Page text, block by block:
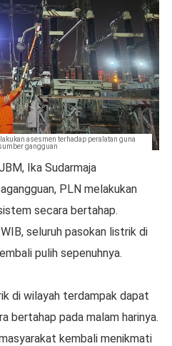
asesmen terhadap peralatan guna
gangguan
Ika Sudarmaja
PLN melakukan
secara bertahap.
seluruh pasokan listrik di
pulih sepenuhnya.
di wilayah terdampak dapat
bertahap pada malam harinya.
kembali menikmati